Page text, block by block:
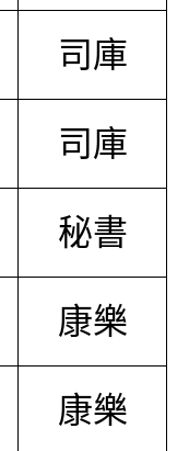
司庫
司庫
秘書
康樂
康樂